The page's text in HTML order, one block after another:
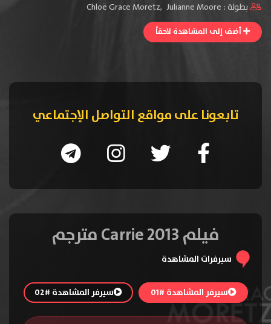
بطولة :
Chloë Grace Moretz, Julianne Moore
أضف إلى المشاهدة لاحقاً
تابعونا على مواقع التواصل الإجتماعي
فيلم Carrie 2013 مترجم
سيرفرات المشاهدة
سيرفر المشاهدة #01 سيرفر المشاهدة #02